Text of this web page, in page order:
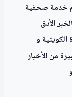
خدمة صحفية
الأدق
و
من الأخبار
و